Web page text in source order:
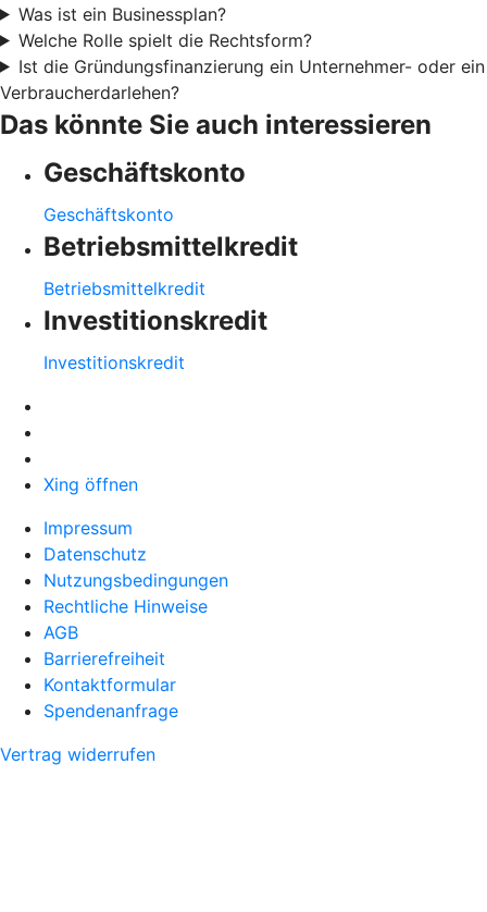
Was ist ein Businessplan?
Welche Rolle spielt die Rechtsform?
Ist die Gründungsfinanzierung ein Unternehmer- oder ein
Verbraucherdarlehen?
Das könnte Sie auch interessieren
Geschäftskonto
Geschäftskonto
Betriebsmittelkredit
Betriebsmittelkredit
Investitionskredit
Investitionskredit
Xing öffnen
Impressum
Datenschutz
Nutzungsbedingungen
Rechtliche Hinweise
AGB
Barrierefreiheit
Kontaktformular
Spendenanfrage
Vertrag widerrufen